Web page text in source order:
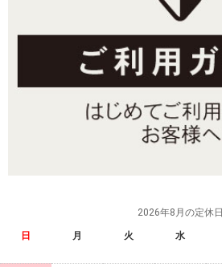
2026年8月の定休日
日 月 火 水